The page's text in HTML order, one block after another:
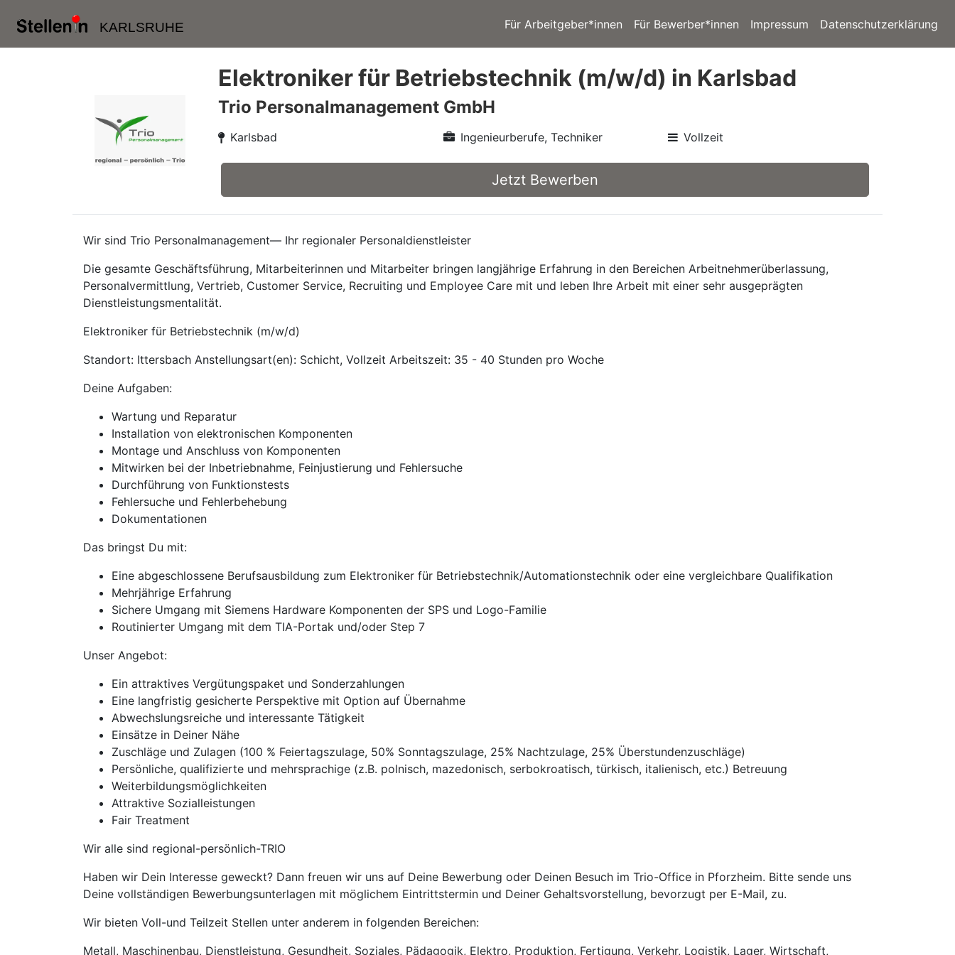
KARLSRUHE Für Arbeitgeber*innen Für Bewerber*innen Impressum Datenschutzerklärung
Elektroniker für Betriebstechnik (m/w/d) in Karlsbad
Trio Personalmanagement GmbH
Karlsbad Ingenieurberufe, Techniker Vollzeit
Jetzt Bewerben
Wir sind Trio Personalmanagement— Ihr regionaler Personaldienstleister
Die gesamte Geschäftsführung, Mitarbeiterinnen und Mitarbeiter bringen langjährige Erfahrung in den Bereichen Arbeitnehmerüberlassung,
Personalvermittlung, Vertrieb, Customer Service, Recruiting und Employee Care mit und leben Ihre Arbeit mit einer sehr ausgeprägten
Dienstleistungsmentalität.
Elektroniker für Betriebstechnik (m/w/d)
Standort: Ittersbach Anstellungsart(en): Schicht, Vollzeit Arbeitszeit: 35 - 40 Stunden pro Woche
Deine Aufgaben:
Wartung und Reparatur
Installation von elektronischen Komponenten
Montage und Anschluss von Komponenten
Mitwirken bei der Inbetriebnahme, Feinjustierung und Fehlersuche
Durchführung von Funktionstests
Fehlersuche und Fehlerbehebung
Dokumentationen
Das bringst Du mit:
Eine abgeschlossene Berufsausbildung zum Elektroniker für Betriebstechnik/Automationstechnik oder eine vergleichbare Qualifikation
Mehrjährige Erfahrung
Sichere Umgang mit Siemens Hardware Komponenten der SPS und Logo-Familie
Routinierter Umgang mit dem TIA-Portak und/oder Step 7
Unser Angebot:
Ein attraktives Vergütungspaket und Sonderzahlungen
Eine langfristig gesicherte Perspektive mit Option auf Übernahme
Abwechslungsreiche und interessante Tätigkeit
Einsätze in Deiner Nähe
Zuschläge und Zulagen (100 % Feiertagszulage, 50% Sonntagszulage, 25% Nachtzulage, 25% Überstundenzuschläge)
Persönliche, qualifizierte und mehrsprachige (z.B. polnisch, mazedonisch, serbokroatisch, türkisch, italienisch, etc.) Betreuung
Weiterbildungsmöglichkeiten
Attraktive Sozialleistungen
Fair Treatment
Wir alle sind regional-persönlich-TRIO
Haben wir Dein Interesse geweckt? Dann freuen wir uns auf Deine Bewerbung oder Deinen Besuch im Trio-Office in Pforzheim. Bitte sende uns
Deine vollständigen Bewerbungsunterlagen mit möglichem Eintrittstermin und Deiner Gehaltsvorstellung, bevorzugt per E-Mail, zu.
Wir bieten Voll-und Teilzeit Stellen unter anderem in folgenden Bereichen:
Metall, Maschinenbau, Dienstleistung, Gesundheit, Soziales, Pädagogik, Elektro, Produktion, Fertigung, Verkehr, Logistik, Lager, Wirtschaft,